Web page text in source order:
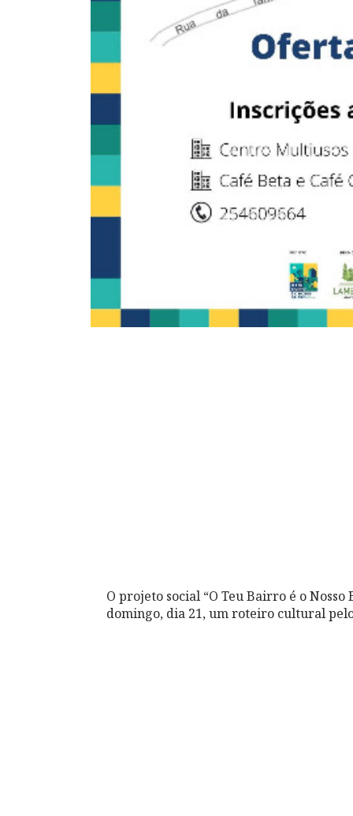
O projeto social “O Teu Bairro é o
domingo, dia 21, um roteiro cultural